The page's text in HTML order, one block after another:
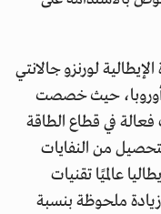
لورنزو جالانتي
أوروبا، حيث خصصت
فعالة في قطاع الطاقة
من النفايات
عام 2022 صدرت إيطاليا عالميًا تقنيات
ما يمثل زيادة ملحوظة بنسبة